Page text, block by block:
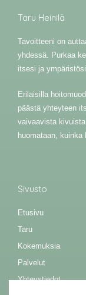
Taru Heinilä
Tavoitteeni on
yhdessä. Purkaa
itsesi ja
Erilaisilla
päästä yhteyteen
vaivaavista
huomataan, kuinka
Sivusto
Etusivu
Taru
Kokemuksia
Palvelut
Yhteystiedot